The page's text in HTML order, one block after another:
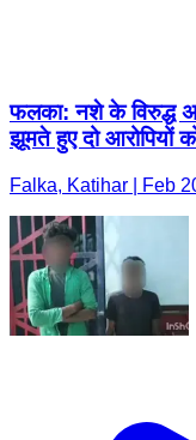
फलका: नशे के विरुद्ध
झूमते हुए दो आरोपियों
Falka, Katihar | Feb